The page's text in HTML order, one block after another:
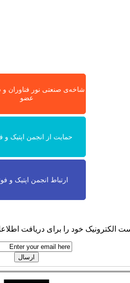
شاخه‌ی صنعتی نور فناوران
عضو
حمایت از انجمن اپتیک و
ارتباط انجمن اپتیک و
الکترونیک خود را برای دریافت